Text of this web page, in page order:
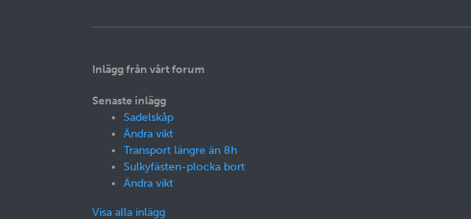
Inlägg från vårt forum
Senaste inlägg
Sadelskåp
Ändra vikt
Transport längre än 8h
Sulkyfästen-plocka bort
Ändra vikt
Visa alla inlägg